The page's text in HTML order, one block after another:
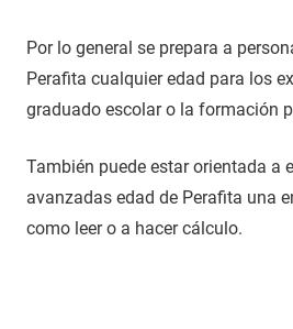
Por lo general se prepara a
Perafita cualquier edad para los
graduado escolar o la formación
También puede estar orientada a
avanzadas edad de Perafita una
como leer o a hacer cálculo.